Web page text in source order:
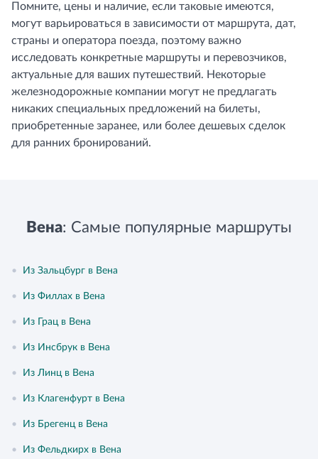
Помните, цены и наличие, если таковые имеются,
могут варьироваться в зависимости от маршрута, дат,
страны и оператора поезда, поэтому важно
исследовать конкретные маршруты и перевозчиков,
актуальные для ваших путешествий. Некоторые
железнодорожные компании могут не предлагать
никаких специальных предложений на билеты,
приобретенные заранее, или более дешевых сделок
для ранних бронирований.
Вена: Самые популярные маршруты
• Из Зальцбург в Вена
• Из Филлах в Вена
• Из Грац в Вена
• Из Инсбрук в Вена
• Из Линц в Вена
• Из Клагенфурт в Вена
• Из Брегенц в Вена
• Из Фельдкирх в Вена